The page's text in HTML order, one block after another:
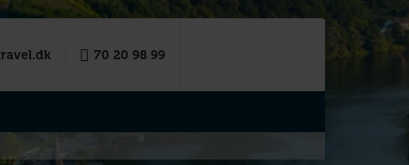
70 20 98 99